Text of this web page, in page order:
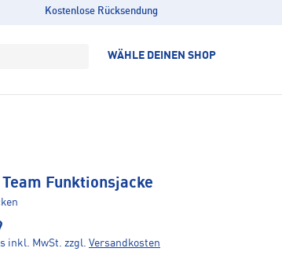
Kostenlose Rücksendung
WÄHLE DEINEN SHOP
Team Funktionsjacke
inkl. MwSt. zzgl. Versandkosten